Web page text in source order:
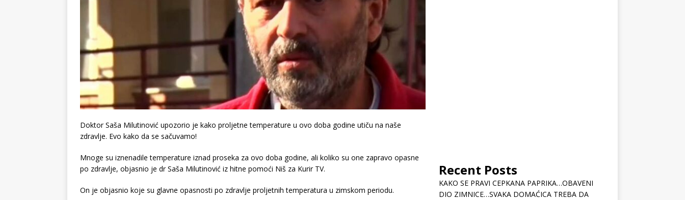
Doktor Saša Milutinović upozorio je kako proljetne temperature u ovo doba godine utiču na naše
zdravlje. Evo kako da se sačuvamo!
Mnoge su iznenadile temperature iznad proseka za ovo doba godine, ali koliko su one zapravo opasne
po zdravlje, objasnio je dr Saša Milutinović iz hitne pomoći Niš za Kurir TV.
On je objasnio koje su glavne opasnosti po zdravlje proljetnih temperatura u zimskom periodu.
Recent Posts
KAKO SE PRAVI CEPKANA PAPRIKA…OBAVENI
DIO ZIMNICE…SVAKA DOMAĆICA TREBA DA